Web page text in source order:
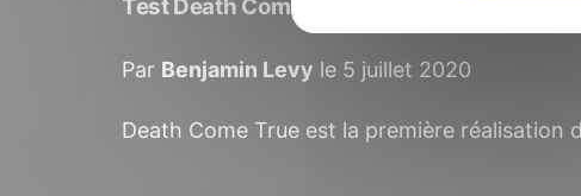
Test Death Come True. Le film interactif de
Par Benjamin Levy le 5 juillet 2020
Death Come True est la première réalisation